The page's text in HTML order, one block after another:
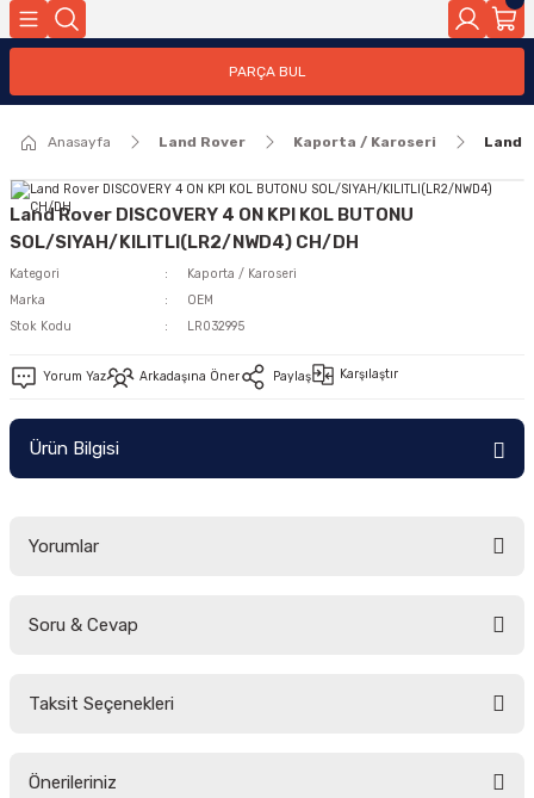
PARÇA BUL
Anasayfa Land Rover Kaporta / Karoseri Land
Land Rover DISCOVERY 4 ON KPI KOL BUTONU
SOL/SIYAH/KILITLI(LR2/NWD4) CH/DH
Kategori
Kaporta / Karoseri
Marka
OEM
Stok Kodu
LR032995
Yorum Yaz Arkadaşına Öner Paylaş Karşılaştır
Ürün Bilgisi
Yorumlar
Soru & Cevap
Taksit Seçenekleri
Önerileriniz